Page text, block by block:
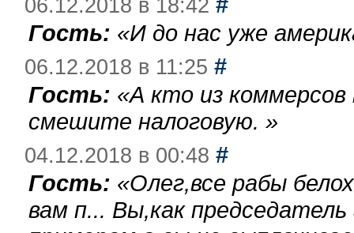
06.12.2018 в 18:42
Гость: «И до нас уже
06.12.2018 в 11:25 #
Гость: «А кто из
смешите налоговую. »
04.12.2018 в 00:48 #
Гость: «Олег,все рабы
вам п... Вы,как